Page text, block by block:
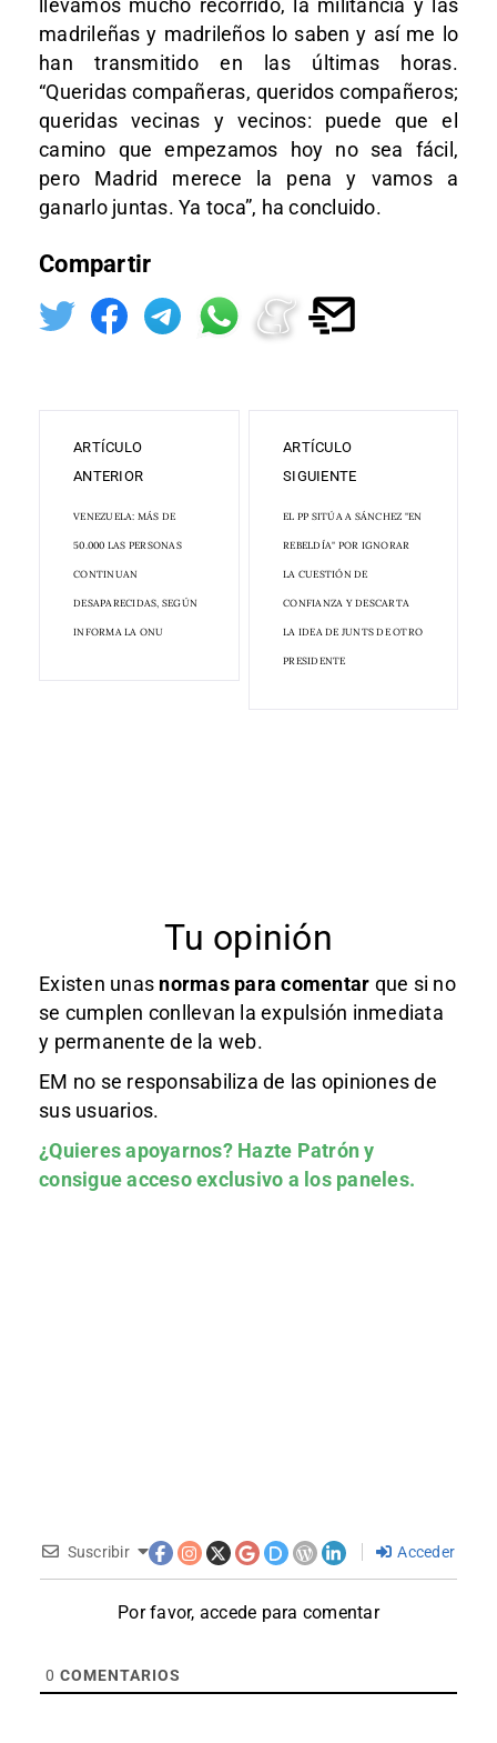
llevamos mucho recorrido, la militancia y las
madrileñas y madrileños lo saben y así me lo
han transmitido en las últimas horas.
“Queridas compañeras, queridos compañeros;
queridas vecinas y vecinos: puede que el
camino que empezamos hoy no sea fácil,
pero Madrid merece la pena y vamos a
ganarlo juntas. Ya toca”, ha concluido.
Compartir
ARTÍCULO
ANTERIOR
VENEZUELA: MÁS DE
50.000 LAS PERSONAS
CONTINUAN
DESAPARECIDAS, SEGÚN
INFORMA LA ONU
ARTÍCULO
SIGUIENTE
EL PP SITÚA A SÁNCHEZ "EN
REBELDÍA" POR IGNORAR
LA CUESTIÓN DE
CONFIANZA Y DESCARTA
LA IDEA DE JUNTS DE OTRO
PRESIDENTE
Tu opinión
Existen unas normas para comentar que si no
se cumplen conllevan la expulsión inmediata
y permanente de la web.
EM no se responsabiliza de las opiniones de
sus usuarios.
¿Quieres apoyarnos? Hazte Patróny
consigue acceso exclusivo a los paneles.
Suscribir Acceder
Por favor, accede para comentar
0 COMENTARIOS